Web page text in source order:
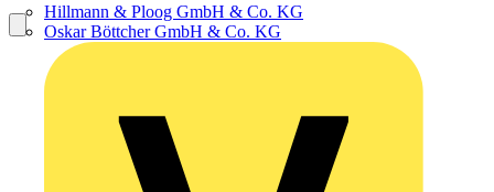
Hillmann & Ploog GmbH & Co. KG
Oskar Böttcher GmbH & Co. KG